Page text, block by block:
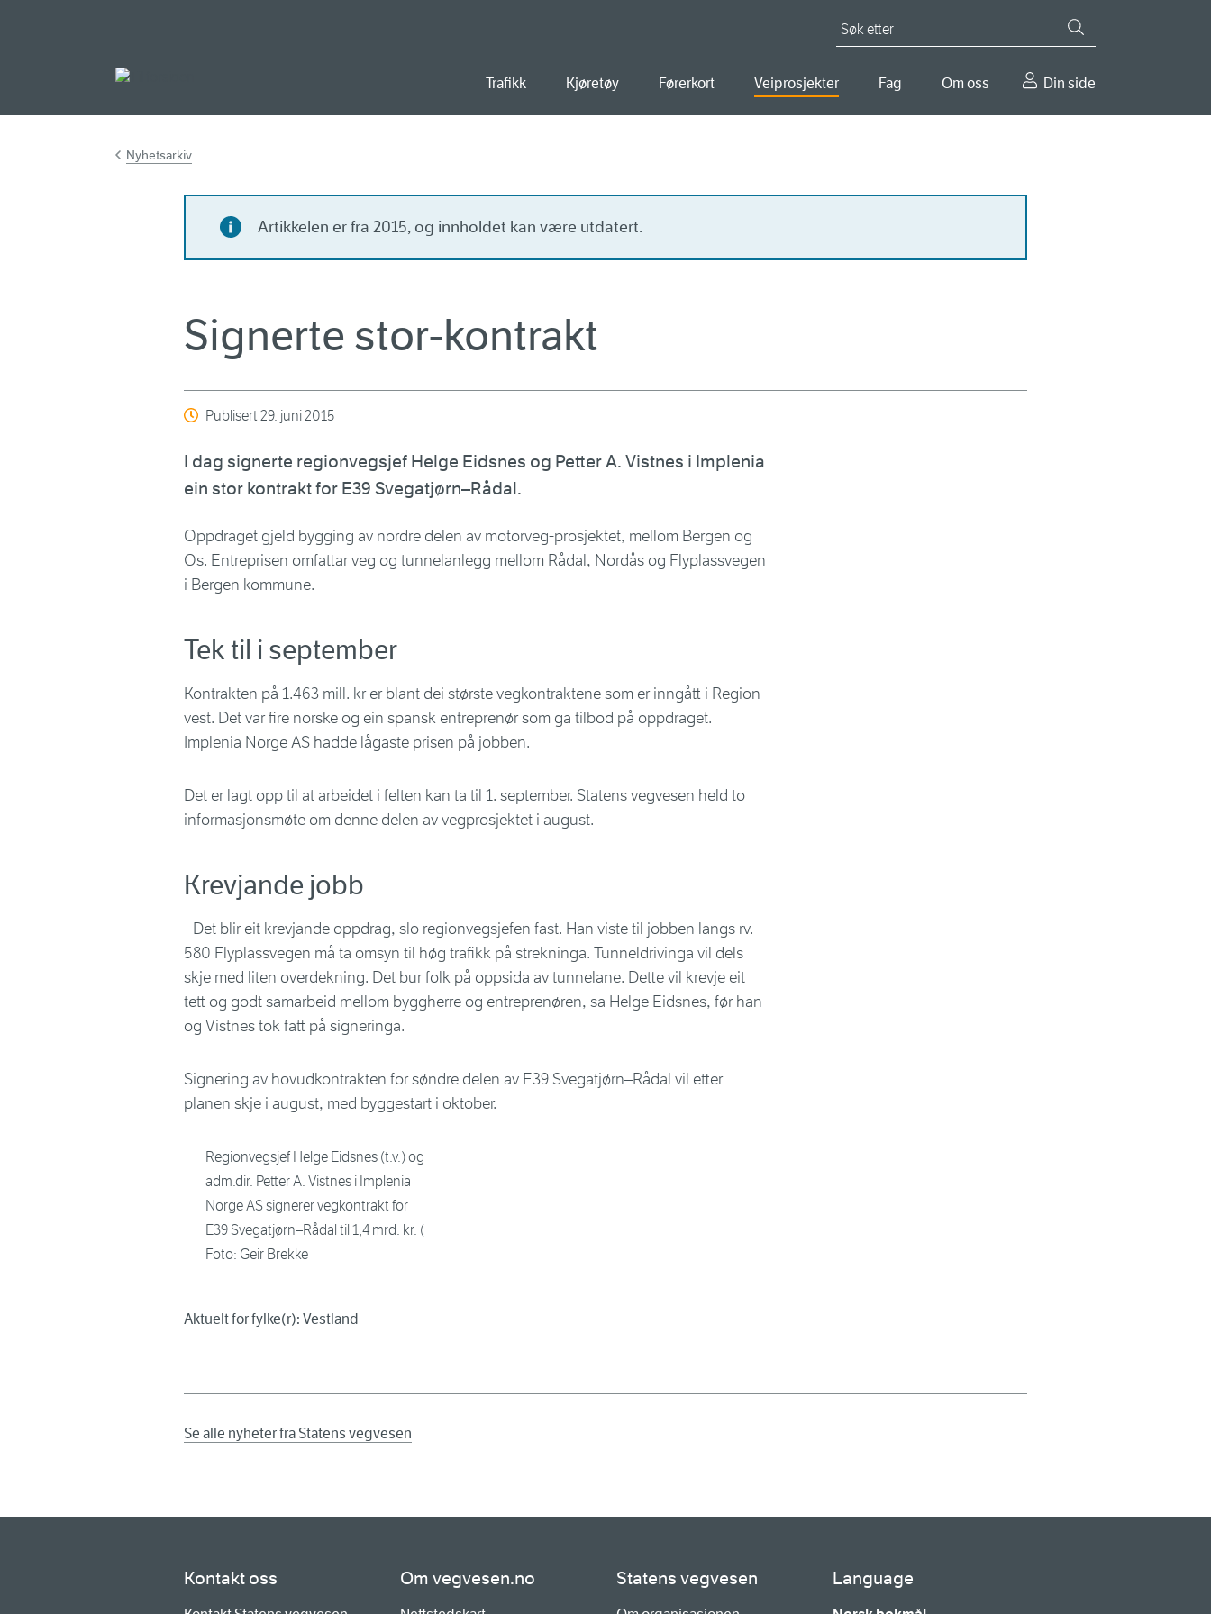
Trafikk Kjøretøy Førerkort Veiprosjekter Fag Om oss Din side
Nyhetsarkiv
Artikkelen er fra 2015, og innholdet kan være utdatert.
Signerte stor-kontrakt
Publisert29. juni 2015
I dag signerte regionvegsjef Helge Eidsnes og Petter A. Vistnes i Implenia
ein stor kontrakt for E39 Svegatjørn–Rådal.
Oppdraget gjeld bygging av nordre delen av motorveg-prosjektet, mellom Bergen og
Os. Entreprisen omfattar veg og tunnelanlegg mellom Rådal, Nordås og Flyplassvegen
i Bergen kommune.
Tek til i september
Kontrakten på 1.463 mill. kr er blant dei største vegkontraktene som er inngått i Region
vest. Det var fire norske og ein spansk entreprenør som ga tilbod på oppdraget.
Implenia Norge AS hadde lågaste prisen på jobben.
Det er lagt opp til at arbeidet i felten kan ta til 1. september. Statens vegvesen held to
informasjonsmøte om denne delen av vegprosjektet i august.
Krevjande jobb
- Det blir eit krevjande oppdrag, slo regionvegsjefen fast. Han viste til jobben langs rv.
580 Flyplassvegen må ta omsyn til høg trafikk på strekninga. Tunneldrivinga vil dels
skje med liten overdekning. Det bur folk på oppsida av tunnelane. Dette vil krevje eit
tett og godt samarbeid mellom byggherre og entreprenøren, sa Helge Eidsnes, før han
og Vistnes tok fatt på signeringa.
Signering av hovudkontrakten for søndre delen av E39 Svegatjørn–Rådal vil etter
planen skje i august, med byggestart i oktober.
Regionvegsjef Helge Eidsnes (t.v.) og
adm.dir. Petter A. Vistnes i Implenia
Norge AS signerer vegkontrakt for
E39 Svegatjørn–Rådal til 1,4 mrd. kr. (
Foto: Geir Brekke
Aktuelt for fylke(r): Vestland
Se alle nyheter fra Statens vegvesen
Kontakt oss Om vegvesen.no Statens vegvesen Language